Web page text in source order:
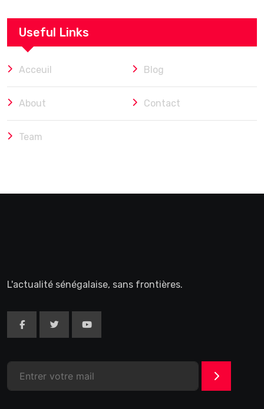
Useful Links
Acceuil Blog
About Contact
Team
L'actualité sénégalaise, sans frontières.
>